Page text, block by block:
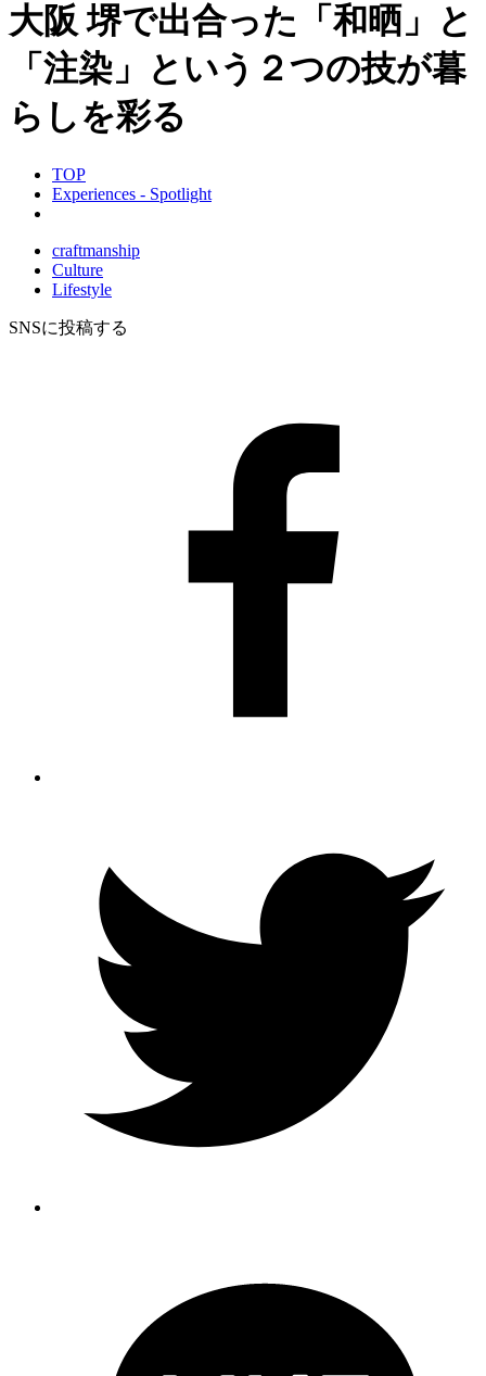
大阪 堺で出合った「和晒」と
「注染」という２つの技が暮
らしを彩る
TOP
Experiences - Spotlight
craftmanship
Culture
Lifestyle
SNSに投稿する